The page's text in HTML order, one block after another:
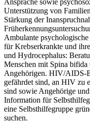
Ansprache sowie
Unterstützung von
Stärkung der
Ambulante
für Krebserkrankte und
und Hydrocephalus:
Menschen mit Spina
Angehörigen. HIV/AIDS-
gefährdet sind, an HIV zu
sind sowie Angehörige
Information für
eine Selbsthilfegruppe
suchen.